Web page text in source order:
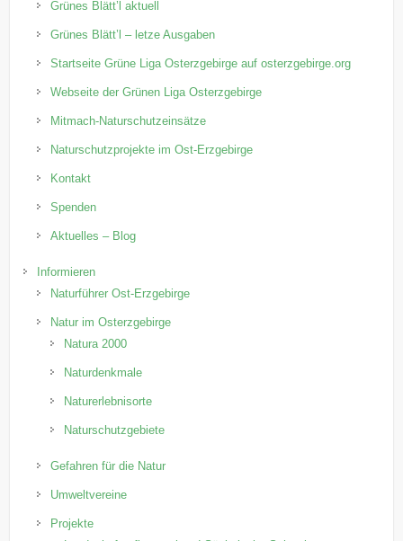
Grünes Blätt’l aktuell
Grünes Blätt’l – letze Ausgaben
Startseite Grüne Liga Osterzgebirge auf osterzgebirge.org
Webseite der Grünen Liga Osterzgebirge
Mitmach-Naturschutzeinsätze
Naturschutzprojekte im Ost-Erzgebirge
Kontakt
Spenden
Aktuelles – Blog
Informieren
Naturführer Ost-Erzgebirge
Natur im Osterzgebirge
Natura 2000
Naturdenkmale
Naturerlebnisorte
Naturschutzgebiete
Gefahren für die Natur
Umweltvereine
Projekte